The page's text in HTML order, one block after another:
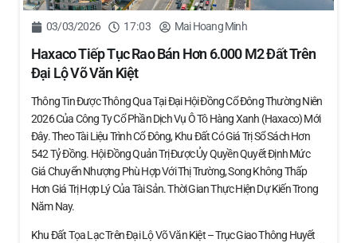
03/03/2026 17:03 Mai Hoang Minh
Haxaco Tiếp Tục Rao Bán Hơn 6.000 M2 Đất Trên
Đại Lộ Võ Văn Kiệt
Thông Tin Được Thông Qua Tại Đại Hội Đồng Cổ Đông Thường Niên
2026 Của Công Ty Cổ Phần Dịch Vụ Ô Tô Hàng Xanh (Haxaco) Mới
Đây. Theo Tài Liệu Trình Cổ Đông, Khu Đất Có Giá Trị Sổ Sách Hơn
542 Tỷ Đồng. Hội Đồng Quản Trị Được Ủy Quyền Quyết Định Mức
Giá Chuyển Nhượng Phù Hợp Với Thị Trường, Song Không Thấp
Hơn Giá Trị Hợp Lý Của Tài Sản. Thời Gian Thực Hiện Dự Kiến Trong
Năm Nay.
Khu Đất Tọa Lạc Trên Đại Lộ Võ Văn Kiệt – Trục Giao Thông Huyết